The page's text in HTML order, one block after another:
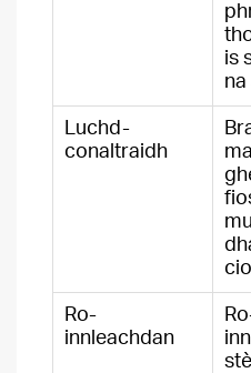
is
na
Luchd-
conaltraidh
Ro-
innleachdan